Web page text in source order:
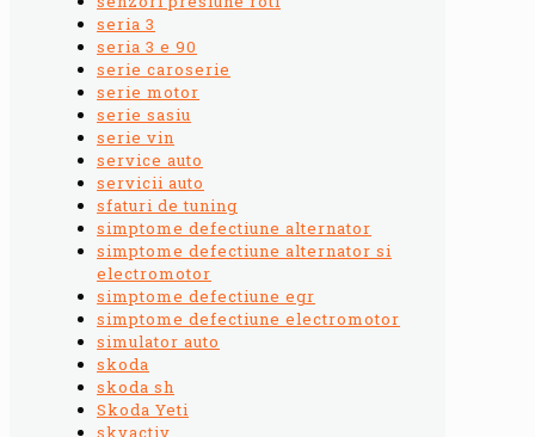
seria 3
seria 3 e 90
serie caroserie
serie motor
serie sasiu
serie vin
service auto
servicii auto
sfaturi de tuning
simptome defectiune alternator
simptome defectiune alternator si
electromotor
simptome defectiune egr
simptome defectiune electromotor
simulator auto
skoda
skoda sh
Skoda Yeti
skyactiv